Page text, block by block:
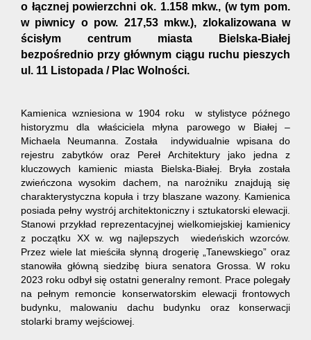
o łącznej powierzchni ok. 1.158 mkw., (w tym pom.
w piwnicy o pow. 217,53 mkw.), zlokalizowana w
ścisłym centrum miasta Bielska-Białej
bezpośrednio przy głównym ciągu ruchu pieszych
ul. 11 Listopada / Plac Wolności.
Kamienica wzniesiona w 1904 roku w stylistyce późnego
historyzmu dla właściciela młyna parowego w Białej –
Michaela Neumanna. Została indywidualnie wpisana do
rejestru zabytków oraz Pereł Architektury jako jedna z
kluczowych kamienic miasta Bielska-Białej. Bryła została
zwieńczona wysokim dachem, na narożniku znajdują się
charakterystyczna kopuła i trzy blaszane wazony. Kamienica
posiada pełny wystrój architektoniczny i sztukatorski elewacji.
Stanowi przykład reprezentacyjnej wielkomiejskiej kamienicy
z początku XX w. wg najlepszych wiedeńskich wzorców.
Przez wiele lat mieściła słynną drogerię „Tanewskiego” oraz
stanowiła główną siedzibę biura senatora Grossa. W roku
2023 roku odbył się ostatni generalny remont. Prace polegały
na pełnym remoncie konserwatorskim elewacji frontowych
budynku, malowaniu dachu budynku oraz konserwacji
stolarki bramy wejściowej.